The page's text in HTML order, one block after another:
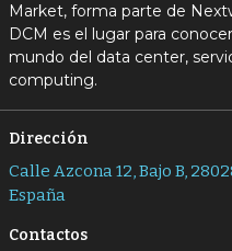
Market, forma parte de
DCM es el lugar para
mundo del data center,
computing.
Dirección
Calle Azcona 12, Bajo B,
España
Contactos